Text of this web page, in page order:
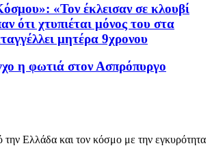
«Τον έκλεισαν σε κλουβί
ότι χτυπιέται μόνος του στα
μητέρα 9χρονου
η φωτιά στον Ασπρόπυργο
την Ελλάδα και τον κόσμο με την εγκυρότητα